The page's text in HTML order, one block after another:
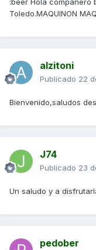
:beer Hola compañero
Toledo.MAQUINON
alzitoni
Publicado 22
Bienvenido,saludos
J74
Publicado 23
Un saludo y a
pedober